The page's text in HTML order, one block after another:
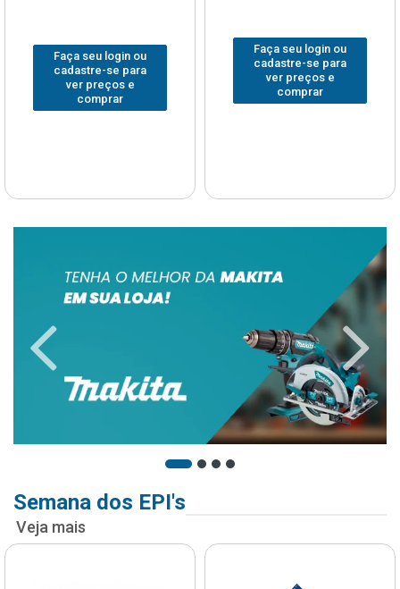
Faça seu login ou
cadastre-se para
ver preços e
comprar
Faça seu login ou
cadastre-se para
ver preços e
comprar
Semana dos EPI's
Veja mais